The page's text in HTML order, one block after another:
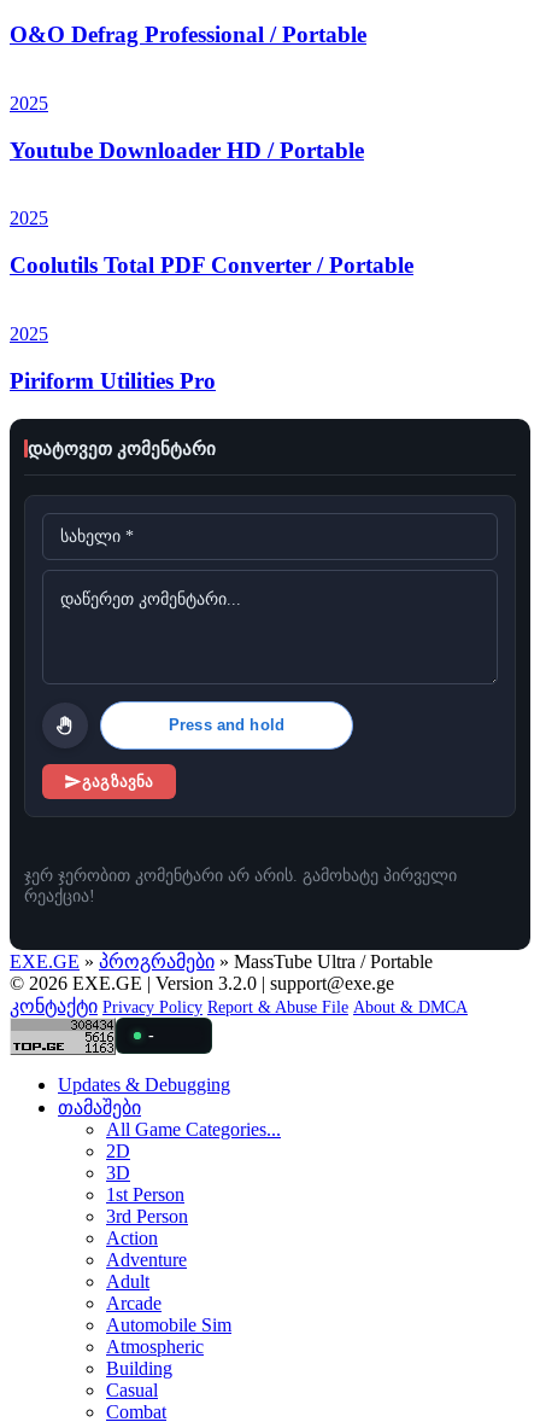
O&O Defrag Professional / Portable
2025
Youtube Downloader HD / Portable
2025
Coolutils Total PDF Converter / Portable
2025
Piriform Utilities Pro
დატოვეთ კომენტარი
Press and hold
გაგზავნა
ჯერ ჯერობით კომენტარი არ არის. გამოხატე პირველი
რეაქცია!
EXE.GE » პროგრამები » MassTube Ultra / Portable
© 2026 EXE.GE | Version 3.2.0 | support@exe.ge
კონტაქტი Privacy Policy Report & Abuse File About & DMCA
-
Updates & Debugging
თამაშები
All Game Categories...
2D
3D
1st Person
3rd Person
Action
Adventure
Adult
Arcade
Automobile Sim
Atmospheric
Building
Casual
Combat